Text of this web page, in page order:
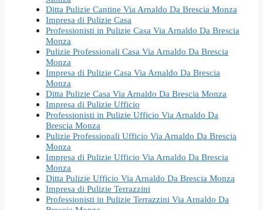
Ditta Pulizie Cantine Via Arnaldo Da Brescia Monza
Impresa di Pulizie Casa
Professionisti in Pulizie Casa Via Arnaldo Da Brescia
Monza
Pulizie Professionali Casa Via Arnaldo Da Brescia
Monza
Impresa di Pulizie Casa Via Arnaldo Da Brescia
Monza
Ditta Pulizie Casa Via Arnaldo Da Brescia Monza
Impresa di Pulizie Ufficio
Professionisti in Pulizie Ufficio Via Arnaldo Da
Brescia Monza
Pulizie Professionali Ufficio Via Arnaldo Da Brescia
Monza
Impresa di Pulizie Ufficio Via Arnaldo Da Brescia
Monza
Ditta Pulizie Ufficio Via Arnaldo Da Brescia Monza
Impresa di Pulizie Terrazzini
Professionisti in Pulizie Terrazzini Via Arnaldo Da